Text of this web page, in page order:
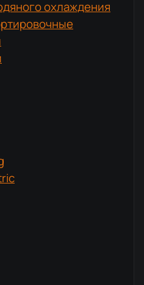
охлаждения